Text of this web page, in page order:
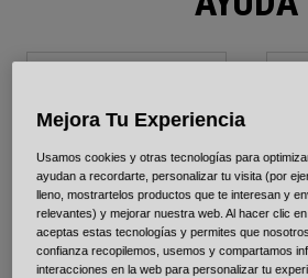
Abiertos / Jet
Motocross
Adventure
Integrales
Carretera y Gravel
Urban
Preguntas Frecuentes
Mejora Tu Experiencia
Usamos cookies y otras tecnologías para
ayudan a recordarte, personalizar tu visita (por
lleno, mostrartelos productos que te interesan y
relevantes) y mejorar nuestra web. Al hacer clic
aceptas estas tecnologías y permites que
confianza recopilemos, usemos y compartamos
interacciones en la web para personalizar tu